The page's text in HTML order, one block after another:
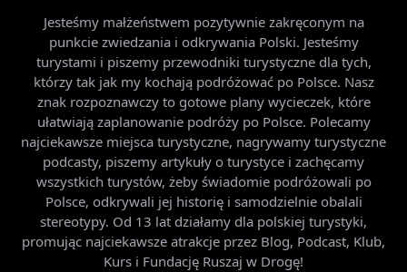
Jesteśmy małżeństwem pozytywnie zakręconym na
punkcie zwiedzania i odkrywania Polski. Jesteśmy
turystami i piszemy przewodniki turystyczne dla tych,
którzy tak jak my kochają podróżować po Polsce. Nasz
znak rozpoznawczy to gotowe plany wycieczek, które
ułatwiają zaplanowanie podróży po Polsce. Polecamy
najciekawsze miejsca turystyczne, nagrywamy turystyczne
podcasty, piszemy artykuły o turystyce i zachęcamy
wszystkich turystów, żeby świadomie podróżowali po
Polsce, odkrywali jej historię i samodzielnie obalali
stereotypy. Od 13 lat działamy dla polskiej turystyki,
promując najciekawsze atrakcje przez Blog, Podcast, Klub,
Kurs i Fundację Ruszaj w Drogę!